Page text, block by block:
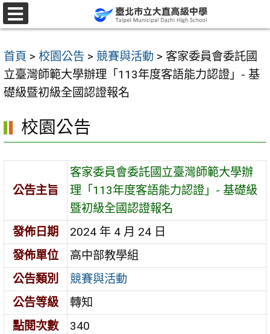
跳
至
要
內
容
首頁 > 校園公告 > 競賽與活動 > 客家委員會委託國
立臺灣師範大學辦理「113年度客語能力認證」- 基
礎級暨初級全國認證報名
校園公告
公告主旨
客家委員會委託國立臺灣師範大學辦
理「113年度客語能力認證」- 基礎級
暨初級全國認證報名
發佈日期
2024 年 4 月 24 日
發佈單位
高中部教學組
公告類別
競賽與活動
公告等級
轉知
點閱次數
340
選
單